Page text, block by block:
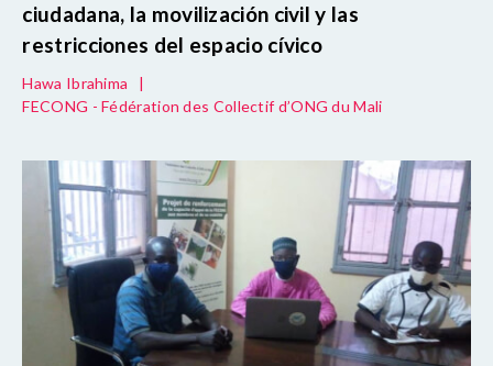
ciudadana, la movilización civil y las
restricciones del espacio cívico
Hawa Ibrahima
|
FECONG - Fédération des Collectif d’ONG du Mali